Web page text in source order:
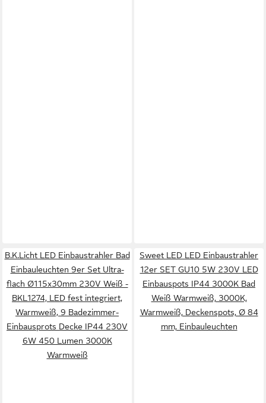
B.K.Licht LED Einbaustrahler Bad
Einbauleuchten 9er Set Ultra-
flach Ø115x30mm 230V Weiß -
BKL1274, LED fest integriert,
Warmweiß, 9 Badezimmer-
Einbausprots Decke IP44 230V
6W 450 Lumen 3000K
Warmweiß
Sweet LED LED Einbaustrahler
12er SET GU10 5W 230V LED
Einbauspots IP44 3000K Bad
Weiß Warmweiß, 3000K,
Warmweiß, Deckenspots, Ø 84
mm, Einbauleuchten